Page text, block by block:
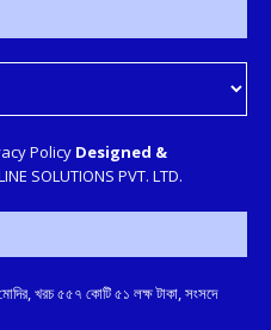
Policy Designed &
SOLUTIONS PVT. LTD.
খরচ ৫৫৭ কোটি ৫১ লক্ষ টাকা, সংসদে